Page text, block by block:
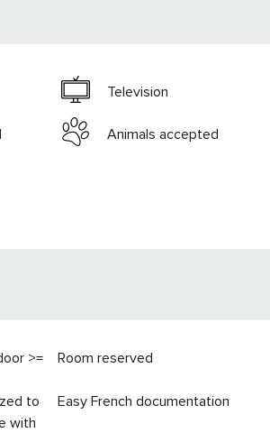
Television
Animals accepted
>=
Room reserved
to
with
Easy French documentation